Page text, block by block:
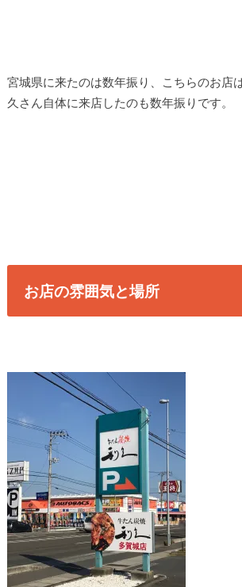
宮城県に来たのは数年振り、こちらのお店
久さん自体に来店したのも数年振りです。
お店の雰囲気と場所